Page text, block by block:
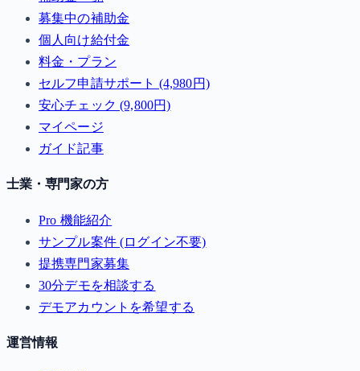
募集中の補助金
個人向け給付金
料金・プラン
セルフ申請サポート (4,980円)
安心チェック (9,800円)
マイページ
ガイド記事
士業・専門家の方
Pro 機能紹介
サンプル案件 (ログイン不要)
提携専門家募集
30分デモを相談する
デモアカウントを希望する
運営情報